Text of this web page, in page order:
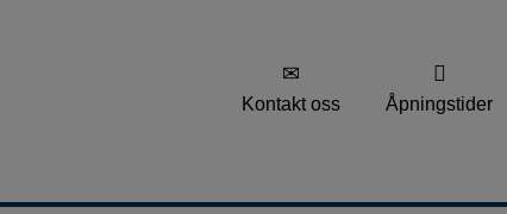
Kontakt oss Åpningstider